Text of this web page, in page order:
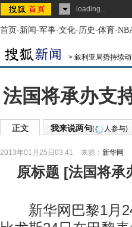
loading...
首页-新闻-军事-文化-历史-体育-
> 叙利亚局势持续
法国将承办支
正文 我来说两句( 人参与)
2013年01月25日03:41 来源： 新华网
原标题 [法国将承
新华网巴黎1月